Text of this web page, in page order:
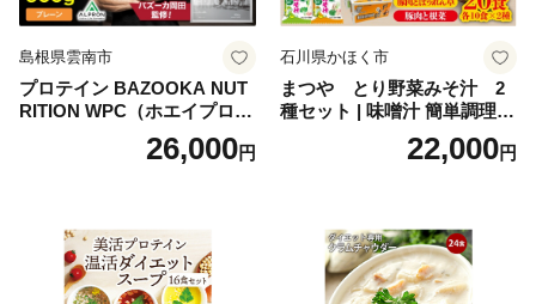
島根県雲南市
プロテイン BAZOOKA NUT
RITION WPC（ホエイプロテ
イン）＜プレーン＞ 900g｜
バズーカ岡田監修・植物由来
ロン [AIEN005]
26,000円
石川県かほく市
まつや とり野菜みそ汁 2
種セット | 味噌汁 簡単調理
お味噌 おみそ みそ とり野菜
時短料理 時短ごはん ご当地
22,000円